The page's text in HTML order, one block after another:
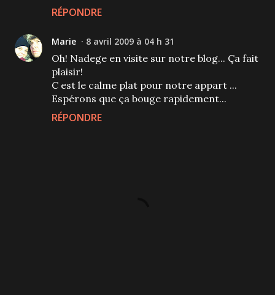
RÉPONDRE
Marie 8 avril 2009 à 04 h 31
Oh! Nadege en visite sur notre blog... Ça fait
plaisir!
C est le calme plat pour notre appart ...
Espérons que ça bouge rapidement...
RÉPONDRE